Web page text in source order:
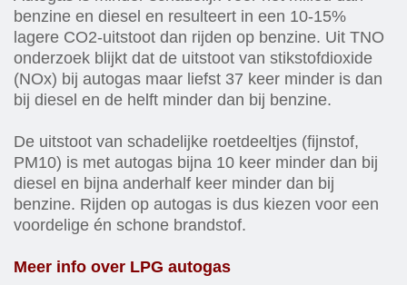
benzine en diesel en resulteert in een 10-15%
lagere CO2-uitstoot dan rijden op benzine. Uit TNO
onderzoek blijkt dat de uitstoot van stikstofdioxide
(NOx) bij autogas maar liefst 37 keer minder is dan
bij diesel en de helft minder dan bij benzine.
De uitstoot van schadelijke roetdeeltjes (fijnstof,
PM10) is met autogas bijna 10 keer minder dan bij
diesel en bijna anderhalf keer minder dan bij
benzine. Rijden op autogas is dus kiezen voor een
voordelige én schone brandstof.
Meer info over LPG autogas